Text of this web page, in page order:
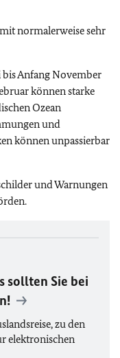
normalerweise sehr
bis Anfang November
können starke
Ozean
und
können unpassierbar
und Warnungen
sollten Sie bei
zu den
elektronischen